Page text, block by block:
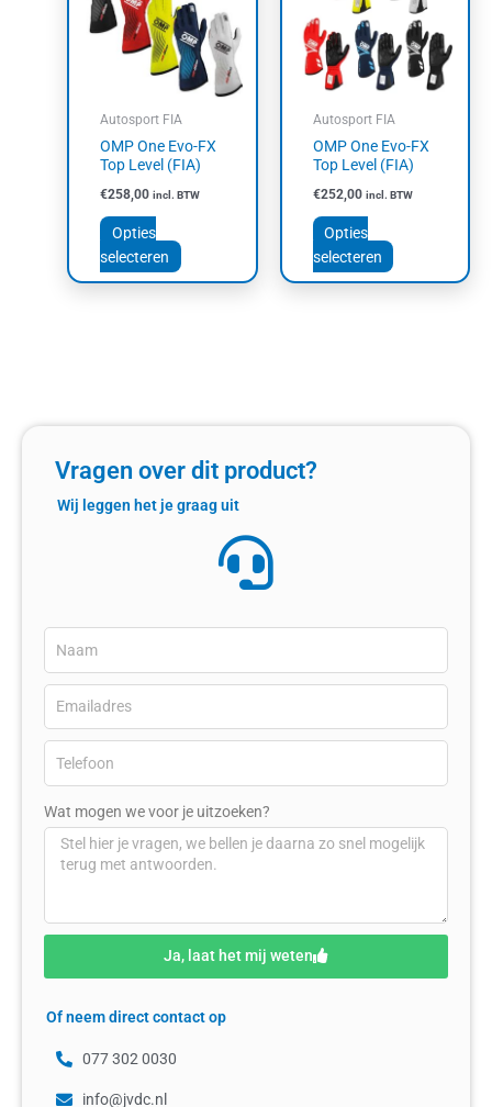
Autosport FIA
OMP One Evo-FX
Top Level (FIA)
€258,00 incl. BTW
Opties
selecteren
meerdere
variaties.
Deze
optie
worden
de
Autosport FIA
OMP One Evo-FX
Top Level (FIA)
€252,00 incl. BTW
Opties
selecteren
meerdere
variaties.
Deze
optie
worden
de
Vragen over dit product?
Wij leggen het je graag uit
Wat mogen we voor je uitzoeken?
Ja, laat het mij weten
Of neem direct contact op
077 302 0030
info@jvdc.nl